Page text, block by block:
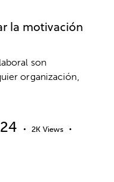
la motivación
son
organización,
2K Views